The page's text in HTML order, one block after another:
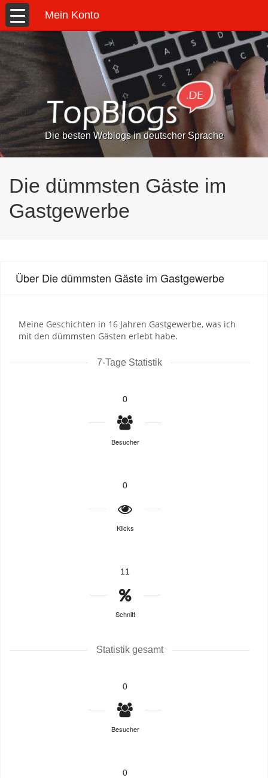
Mein Konto
Die besten Weblogs in deutscher Sprache
Die dümmsten Gäste im
Gastgewerbe
Über Die dümmsten Gäste im Gastgewerbe
Meine Geschichten in 16 Jahren Gastgewerbe, was ich
mit den dümmsten Gästen erlebt habe.
7-Tage Statistik
0
Besucher
0
Klicks
11
Schnitt
Statistik gesamt
0
Besucher
0